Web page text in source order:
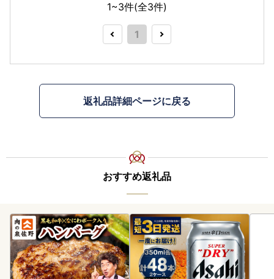
1~3件(全3件)
1
返礼品詳細ページに戻る
おすすめ返礼品